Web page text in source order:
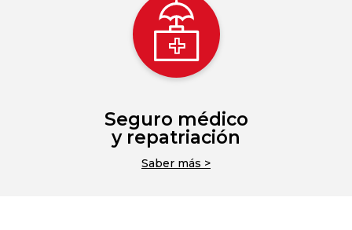
Seguro médico
y repatriación
Saber más >